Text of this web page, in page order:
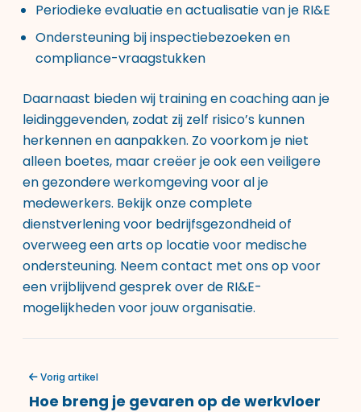
Periodieke evaluatie en actualisatie van je RI&E
Ondersteuning bij inspectiebezoeken en
compliance-vraagstukken
Daarnaast bieden wij training en coaching aan je
leidinggevenden, zodat zij zelf risico’s kunnen
herkennen en aanpakken. Zo voorkom je niet
alleen boetes, maar creëer je ook een veiligere
en gezondere werkomgeving voor al je
medewerkers. Bekijk onzecomplete
dienstverlening voor bedrijfsgezondheidof
overweeg eenarts op locatie voor medische
ondersteuning. Neem contact met ons op voor
een vrijblijvend gesprek over de RI&E-
mogelijkheden voor jouw organisatie.
Vorig artikel
Hoe breng je gevaren op de werkvloer